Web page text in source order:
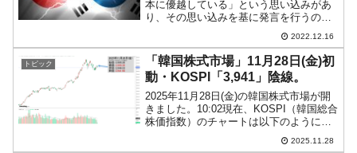
本に優越している」という思い込みがあ
り、その思い込みを基に発言を行うの
で、事実から乖離したトンチンカンな言
説になります。たとえ日本を侮辱するよ
うな内容であっても、事実に基づく、客
観的な言説であれば日本人も...
2022.12.16
トピック
「韓国株式市場」11月28日(金)初
動・KOSPI「3,941」陰線。
2025年11月28日(金)の韓国株式市場が開
きました。10:02現在、KOSPI（韓国総合
株価指数）のチャートは以下のようにな
『Investing.com』より引用）。陰線で
2025.11.28